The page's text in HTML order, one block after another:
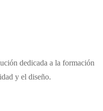
dedicada a la formación
y el diseño.